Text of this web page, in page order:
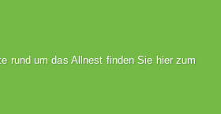
rund um das Allnest finden Sie hier zum